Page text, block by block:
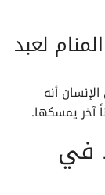
لعبد
أنه
آخر يمسكها.
في